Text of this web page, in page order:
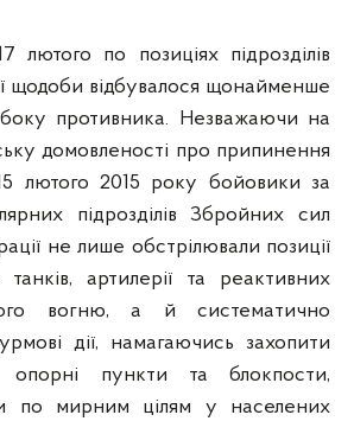
лютого по позиціях підрозділів
щодоби відбувалося щонайменше
боку противника. Незважаючи на
домовленості про припинення
лютого 2015 року бойовики за
підрозділів Збройних сил
не лише обстрілювали позиції
артилерії та реактивних
вогню, а й систематично
дії, намагаючись захопити
опорні пункти та блокпости,
по мирним цілям у населених